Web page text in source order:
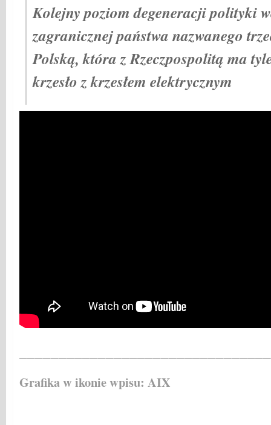
Kolejny poziom degeneracji polityki
zagranicznej państwa nazwanego
Polską, która z Rzeczpospolitą ma
krzesło z krzesłem elektrycznym
Grafika w ikonie wpisu: AIX